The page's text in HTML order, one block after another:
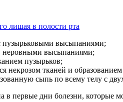
лишая в полости рта
пузырьковыми высыпаниями;
высыпаниями;
пузырьков;
некрозом тканей и
сыпь по всему телу с
в первые дни болезни,